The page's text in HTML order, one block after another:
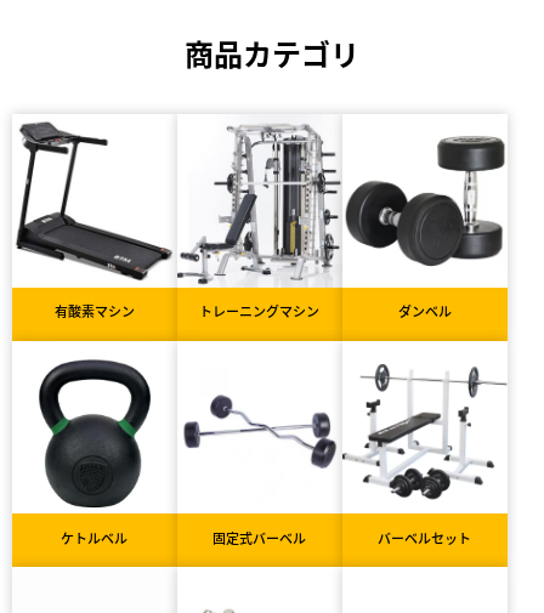
商品カテゴリ
有酸素マシン トレーニングマシン ダンベル
ケトルベル 固定式バーベル バーベルセット